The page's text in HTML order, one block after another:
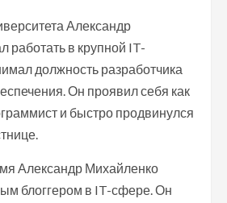
Александр
работать в крупной IT-
должность разработчика
Он проявил себя как
и быстро продвинулся
Александр Михайленко
блоггером в IT-сфере. Он